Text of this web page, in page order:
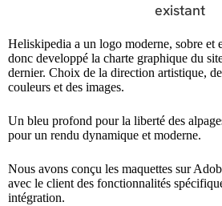
existant
Heliskipedia a un logo moderne, sobre et
donc developpé la charte graphique du
dernier. Choix de la direction artistique,
couleurs et des images.
Un bleu profond pour la liberté des
pour un rendu dynamique et moderne.
Nous avons conçu les maquettes sur
avec le client des fonctionnalités
intégration.